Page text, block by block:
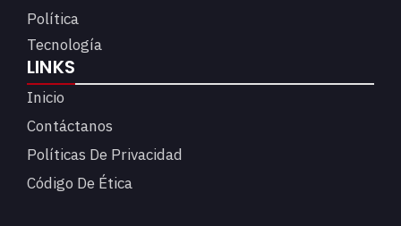
Política
Tecnología
LINKS
Inicio
Contáctanos
Políticas De Privacidad
Código De Ética